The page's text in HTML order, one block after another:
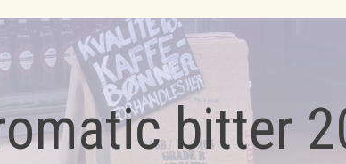
bitter